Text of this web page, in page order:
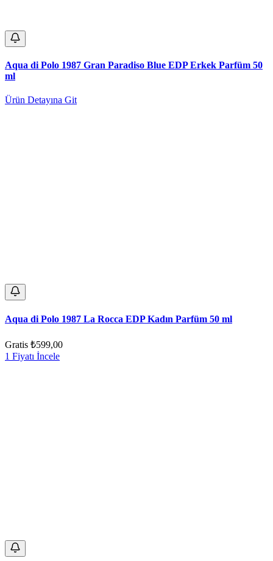
Aqua di Polo 1987 Gran Paradiso Blue EDP Erkek Parfüm 50
ml
Ürün Detayına Git
Aqua di Polo 1987 La Rocca EDP Kadın Parfüm 50 ml
Gratis ₺599,00
1 Fiyatı İncele